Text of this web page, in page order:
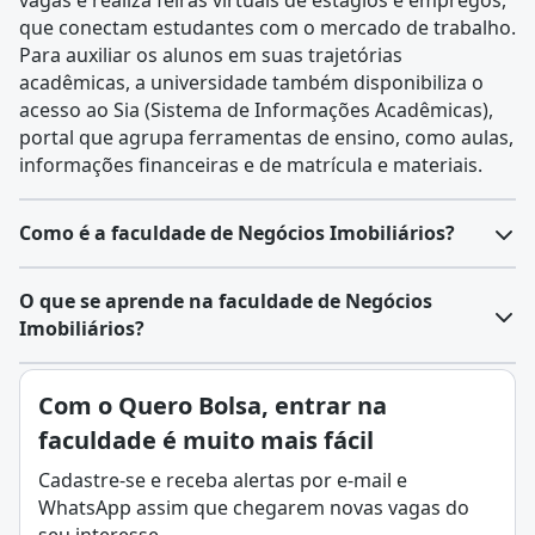
que conectam estudantes com o mercado de trabalho.
Para auxiliar os alunos em suas trajetórias
acadêmicas, a universidade também disponibiliza o
acesso ao Sia (Sistema de Informações Acadêmicas),
portal que agrupa ferramentas de ensino, como aulas,
informações financeiras e de matrícula e materiais.
Como é a faculdade de Negócios Imobiliários?
O curso de Negócios Imobiliários é uma graduação
tecnológica, com duração média de dois anos e carga
desenvolvido em modalidades presencial e a distância
(EaD), conforme a regulamentação do Ministério da
Educação (MEC), com atividades presenciais
A formação combina lições teóricas e práticas,
abordando temas como economia de mercado, direito
O que se aprende na faculdade de Negócios
Imobiliários?
O curso deNegócios Imobiliários
profissionais para intermediar a compra, venda,
locação, financiamento e administração de imóveis.
Durante a formação, os alunos estudam aspectos
técnicos, jurídicos e financeiros aplicados ao mercado
Com o Quero Bolsa, entrar na
faculdade é muito mais fácil
Cadastre-se e receba alertas por e-mail e
WhatsApp assim que chegarem novas vagas do